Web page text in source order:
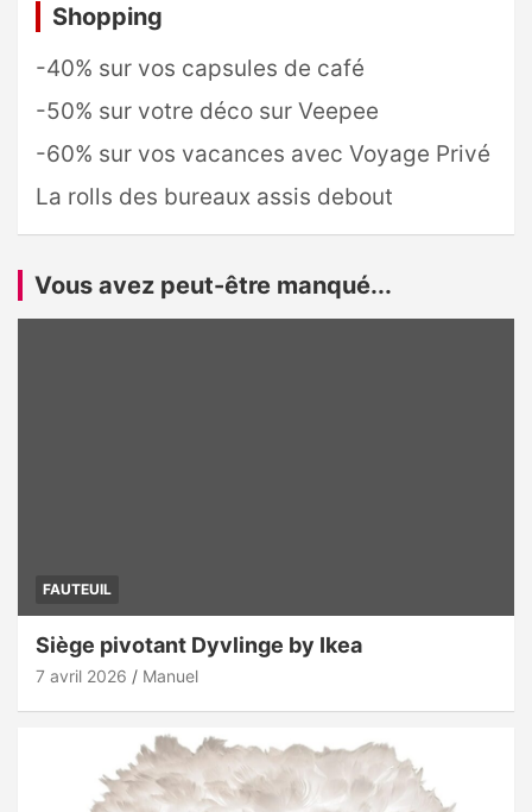
Shopping
-40% sur vos capsules de café
-50% sur votre déco sur Veepee
-60% sur vos vacances avec Voyage Privé
La rolls des bureaux assis debout
Vous avez peut-être manqué...
FAUTEUIL
Siège pivotant Dyvlinge by Ikea
7 avril 2026 Manuel